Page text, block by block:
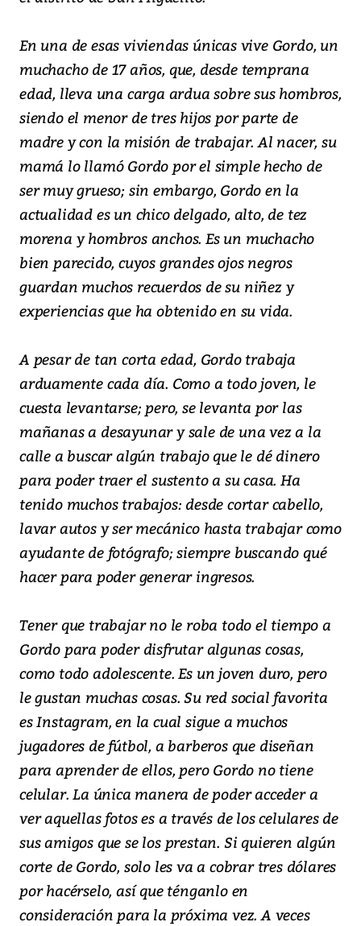
En una de esas viviendas únicas vive Gordo, un
muchacho de 17 años, que, desde temprana
edad, lleva una carga ardua sobre sus hombros,
siendo el menor de tres hijos por parte de
madre y con la misión de trabajar. Al nacer, su
mamá lo llamó Gordo por el simple hecho de
ser muy grueso; sin embargo, Gordo en la
actualidad es un chico delgado, alto, de tez
morena y hombros anchos. Es un muchacho
bien parecido, cuyos grandes ojos negros
guardan muchos recuerdos de su niñez y
experiencias que ha obtenido en su vida.
A pesar de tan corta edad, Gordo trabaja
arduamente cada día. Como a todo joven, le
cuesta levantarse; pero, se levanta por las
mañanas a desayunar y sale de una vez a la
calle a buscar algún trabajo que le dé dinero
para poder traer el sustento a su casa. Ha
tenido muchos trabajos: desde cortar cabello,
lavar autos y ser mecánico hasta trabajar como
ayudante de fotógrafo; siempre buscando qué
hacer para poder generar ingresos.
Tener que trabajar no le roba todo el tiempo a
Gordo para poder disfrutar algunas cosas,
como todo adolescente. Es un joven duro, pero
le gustan muchas cosas. Su red social favorita
es Instagram, en la cual sigue a muchos
jugadores de fútbol, a barberos que diseñan
para aprender de ellos, pero Gordo no tiene
celular. La única manera de poder acceder a
ver aquellas fotos es a través de los celulares de
sus amigos que se los prestan. Si quieren algún
corte de Gordo, solo les va a cobrar tres dólares
por hacérselo, así que ténganlo en
consideración para la próxima vez. A veces